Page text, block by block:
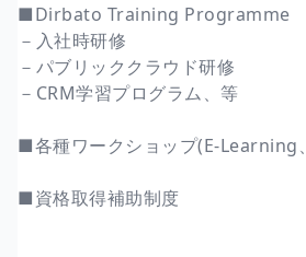
■Dirbato Training Programme
－入社時研修
－パブリッククラウド研修
－CRM学習プログラム、等
■各種ワークショップ(E-Learning
■資格取得補助制度